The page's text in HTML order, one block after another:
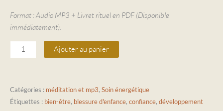
Format : Audio MP3 + Livret rituel en PDF (Disponible
immédiatement).
Ajouter au panier
Catégories : méditation et mp3, Soin énergétique
Étiquettes : bien-être, blessure d'enfance, confiance, développement